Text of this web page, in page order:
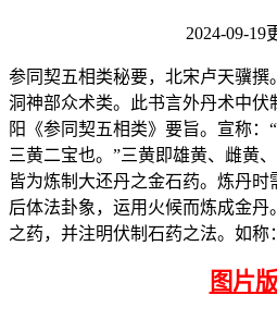
2024-09-19
参同契五相类秘要，北宋卢天骥撰
洞神部众术类。此书言外丹术中伏
阳《参同契五相类》要旨。宣称：
三黄二宝也。”三黄即雄黄、雌黄
皆为炼制大还丹之金石药。炼丹
后体法卦象，运用火候而炼成金
之药，并注明伏制石药之法。如称
图片版